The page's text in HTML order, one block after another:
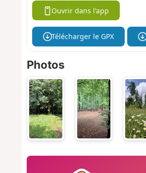
Ouvrir dans l'app
Télécharger le GPX
Photos